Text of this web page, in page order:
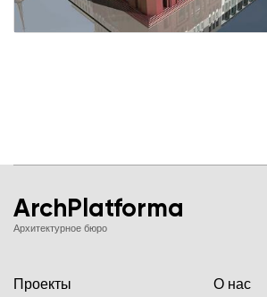
ArchPlatforma
Архитектурное бюро
Проекты О нас